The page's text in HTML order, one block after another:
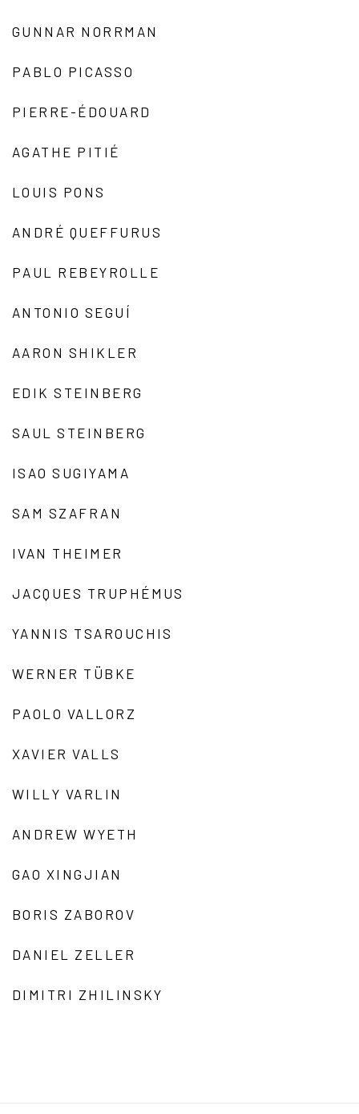
GUNNAR NORRMAN
PABLO PICASSO
PIERRE-ÉDOUARD
AGATHE PITIÉ
LOUIS PONS
ANDRÉ QUEFFURUS
PAUL REBEYROLLE
ANTONIO SEGUÍ
AARON SHIKLER
EDIK STEINBERG
SAUL STEINBERG
ISAO SUGIYAMA
SAM SZAFRAN
IVAN THEIMER
JACQUES TRUPHÉMUS
YANNIS TSAROUCHIS
WERNER TÜBKE
PAOLO VALLORZ
XAVIER VALLS
WILLY VARLIN
ANDREW WYETH
GAO XINGJIAN
BORIS ZABOROV
DANIEL ZELLER
DIMITRI ZHILINSKY